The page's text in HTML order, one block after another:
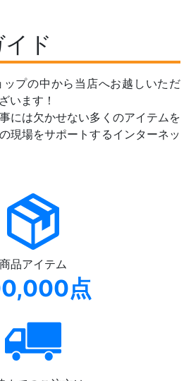
ド
プの中から当店へお越しいただ
います！
には欠かせない多くのアイテムを
現場をサポートするインターネッ
商品アイテム
点